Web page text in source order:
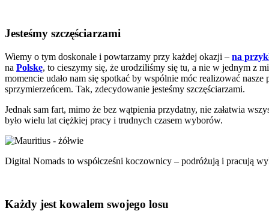
Jesteśmy szczęściarzami
Wiemy o tym doskonale i powtarzamy przy każdej okazji – na
na Polskę, to cieszymy się, że urodziliśmy się tu, a nie w jednym z
momencie udało nam się spotkać by wspólnie móc realizować
sprzymierzeńcem. Tak, zdecydowanie jesteśmy szczęściarzami.
Jednak sam fart, mimo że bez wątpienia przydatny, nie załatwia
było wielu lat ciężkiej pracy i trudnych czasem wyborów.
Digital Nomads to współcześni koczownicy – podróżują i pracują
Każdy jest kowalem swojego losu